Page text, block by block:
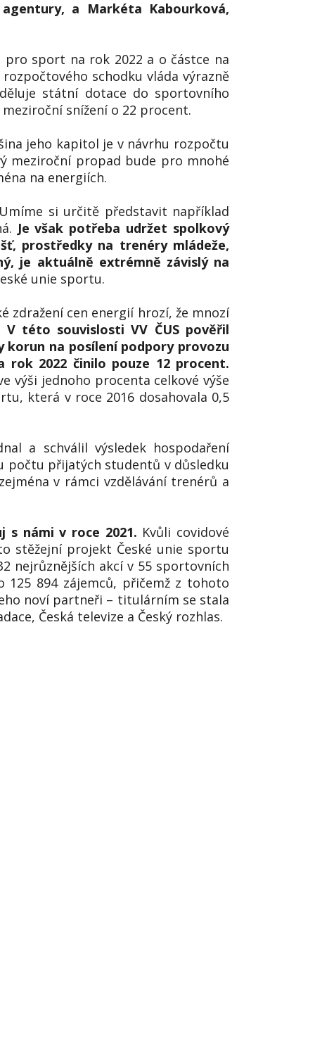
a Markéta Kabourková,
pro sport na rok 2022 a o částce na
schodku vláda výrazně
státní dotace do sportovního
snížení o 22 procent.
jeho kapitol je v návrhu rozpočtu
meziroční propad bude pro mnohé
na energiích.
si určitě představit například
Je však potřeba udržet spolkový
prostředky na trenéry mládeže,
je aktuálně extrémně závislý na
unie sportu.
zdražení cen energií hrozí, že mnozí
V této souvislosti VV ČUS pověřil
korun na posílení podpory provozu
2022 činilo pouze 12 procent.
výši jednoho procenta celkové výše
která v roce 2016 dosahovala 0,5
a schválil výsledek hospodaření
počtu přijatých studentů v důsledku
v rámci vzdělávání trenérů a
s námi v roce 2021. Kvůli covidové
stěžejní projekt České unie sportu
nejrůznějších akcí v 55 sportovních
125 894 zájemců, přičemž z tohoto
noví partneři – titulárním se stala
Česká televize a Český rozhlas.